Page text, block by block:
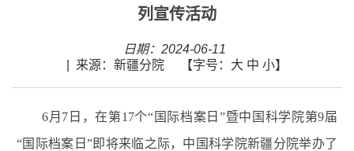
列宣传活动
日期：2024-06-11
来源：新疆分院 【字号： 大 中 小】
6月7日，在第17个“国际档案日”暨中国科学院第9届
“国际档案日”即将来临之际，中国科学院新疆分院举办了